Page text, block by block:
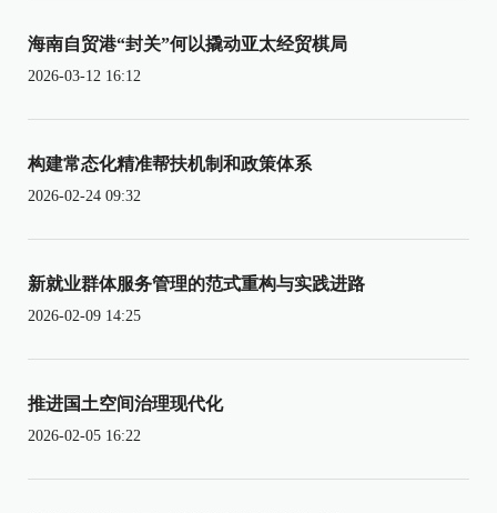
海南自贸港“封关”何以撬动亚太经贸棋局
2026-03-12 16:12
构建常态化精准帮扶机制和政策体系
2026-02-24 09:32
新就业群体服务管理的范式重构与实践进路
2026-02-09 14:25
推进国土空间治理现代化
2026-02-05 16:22